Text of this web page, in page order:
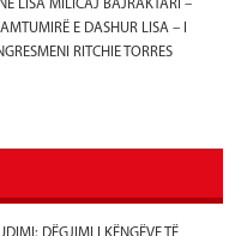
LISA MILICAJ BAJRAKTARI –
E DASHUR LISA – I
RITCHIE TORRES